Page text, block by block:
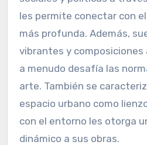
Los nuevos artistas de arte
se distinguen por su
estilo único. Utilizan
combinan pintura, collage
digitales. Muchos de ellos
sociales y políticas a
les permite conectar con
más profunda. Además,